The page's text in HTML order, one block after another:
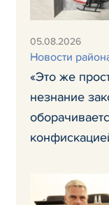
05.08.2026
Новости
«Это же
незнание